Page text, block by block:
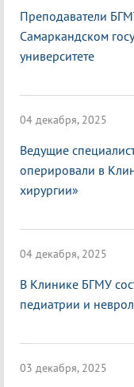
Преподаватели
Самаркандском
университете
04 декабря, 2025
Ведущие
оперировали в
хирургии»
04 декабря, 2025
В Клинике БГМУ
педиатрии и
03 декабря, 2025